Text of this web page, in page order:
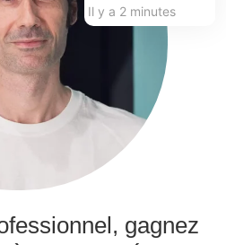
gagnez
Il y a 2 minutes